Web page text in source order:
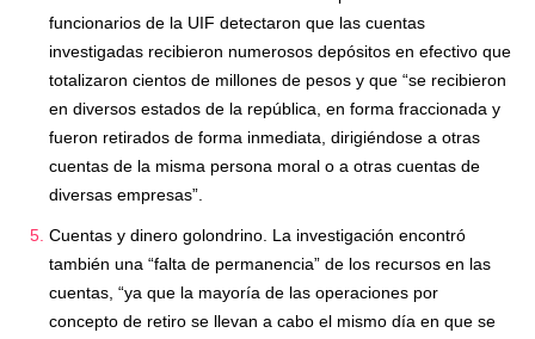
funcionarios de la UIF detectaron que las cuentas
investigadas recibieron numerosos depósitos en efectivo que
totalizaron cientos de millones de pesos y que “se recibieron
en diversos estados de la república, en forma fraccionada y
fueron retirados de forma inmediata, dirigiéndose a otras
cuentas de la misma persona moral o a otras cuentas de
diversas empresas”.
Cuentas y dinero golondrino. La investigación encontró
también una “falta de permanencia” de los recursos en las
cuentas, “ya que la mayoría de las operaciones por
concepto de retiro se llevan a cabo el mismo día en que se